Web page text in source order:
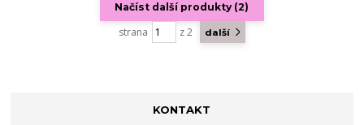
Načíst další produkty (2)
strana z 2 další
KONTAKT